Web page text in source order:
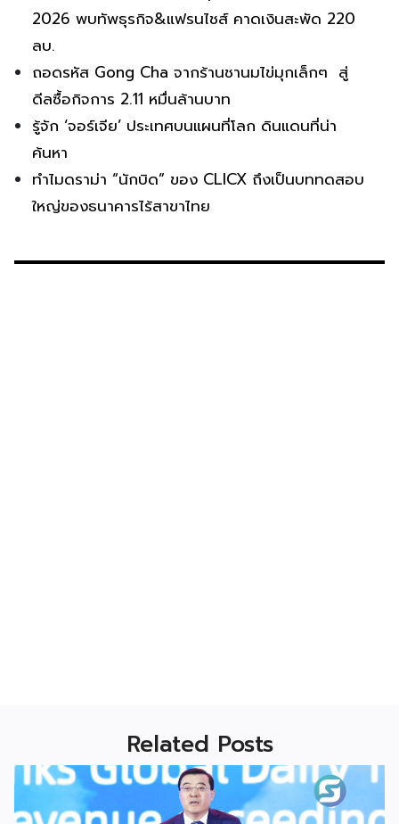
2026 พบทัพธุรกิจ&แฟรนไชส์ คาดเงินสะพัด 220
ลบ.
ถอดรหัส Gong Cha จากร้านชานมไข่มุกเล็กๆ สู่
ดีลซื้อกิจการ 2.11 หมื่นล้านบาท
รู้จัก ‘จอร์เจีย’ ประเทศบนแผนที่โลก ดินแดนที่น่า
ค้นหา
ทำไมดราม่า “นักบิด” ของ CLICX ถึงเป็นบททดสอบ
ใหญ่ของธนาคารไร้สาขาไทย
Related Posts